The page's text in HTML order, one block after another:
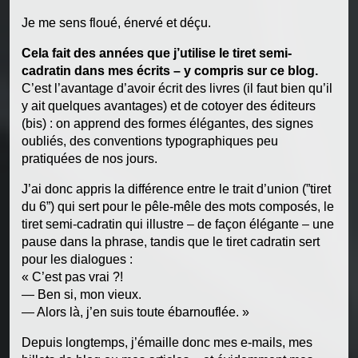
Je me sens floué, énervé et déçu.
Cela fait des années que j’utilise le tiret semi-
cadratin dans mes écrits – y compris sur ce blog.
C’est l’avantage d’avoir écrit des livres (il faut bien qu’il
y ait quelques avantages) et de cotoyer des éditeurs
(bis) : on apprend des formes élégantes, des signes
oubliés, des conventions typographiques peu
pratiquées de nos jours.
J’ai donc appris la différence entre le trait d’union (”tiret
du 6”) qui sert pour le pêle-mêle des mots composés, le
tiret semi-cadratin qui illustre – de façon élégante – une
pause dans la phrase, tandis que le tiret cadratin sert
pour les dialogues :
« C’est pas vrai ?!
— Ben si, mon vieux.
— Alors là, j’en suis toute ébarnouflée. »
Depuis longtemps, j’émaille donc mes e-mails, mes